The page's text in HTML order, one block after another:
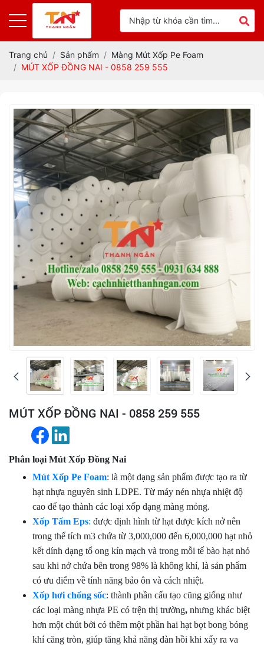
Trang chủ Sản phẩm
Màng Mút Xốp Pe Foam
MÚT XỐP ĐỒNG NAI - 0858 259 555
MÚT XỐP ĐỒNG NAI - 0858 259 555
Phân loại Mút Xốp Đồng Nai
Mút Xốp Pe Foam: là một dạng sản phẩm được tạo ra từ
hạt nhựa nguyên sinh LDPE. Từ máy nén nhựa nhiệt độ
cao để tạo thành các loại xốp dạng màng mỏng.
Xốp Tấm Eps: được định hình từ hạt được kích nở nên
trong thể tích m3 chứa từ 3,000,000 đến 6,000,000 hạt nhỏ
kết dính dạng tổ ong kín mạch và trong mỗi tế bào hạt nhỏ
sau khi nở chứa bên trong 98% là không khí, là sản phẩm
có ưu điểm về tính năng bảo ôn và cách nhiệt.
Xốp hơi chống sốc: thành phần cấu tạo cũng giống như
các loại màng nhựa PE có trện thị trường, nhưng khác biệt
hơn một chút bởi có thêm một phần hai hạt bọt bong bóng
khí căng tròn, giúp tăng khả năng đàn hồi khi xẩy ra va